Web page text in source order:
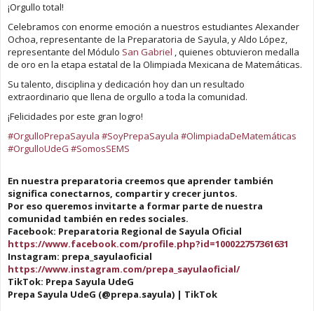
¡Orgullo total!
Celebramos con enorme emoción a nuestros estudiantes Alexander
Ochoa, representante de la Preparatoria de Sayula, y Aldo López,
representante del Módulo San Gabriel , quienes obtuvieron medalla
de oro en la etapa estatal de la Olimpiada Mexicana de Matemáticas.
Su talento, disciplina y dedicación hoy dan un resultado
extraordinario que llena de orgullo a toda la comunidad.
¡Felicidades por este gran logro!
#OrgulloPrepaSayula #SoyPrepaSayula #OlimpiadaDeMatemáticas
#OrgulloUdeG #SomosSEMS
En nuestra preparatoria creemos que aprender también
significa conectarnos, compartir y crecer juntos.
Por eso queremos invitarte a formar parte de nuestra
comunidad también en redes sociales.
Facebook: Preparatoria Regional de Sayula Oficial
https://www.facebook.com/profile.php?id=100022757361631
Instagram: prepa_sayulaoficial
https://www.instagram.com/prepa_sayulaoficial/
TikTok: Prepa Sayula UdeG
Prepa Sayula UdeG (@prepa.sayula) | TikTok